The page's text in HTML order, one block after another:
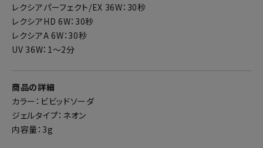
レクシアパーフェクト/EX 36W：30秒
レクシアHD 6W：30秒
レクシアA 6W：30秒
UV 36W：1～2分
商品の詳細
カラー：ビビッドソーダ
ジェルタイプ：ネオン
内容量：3g